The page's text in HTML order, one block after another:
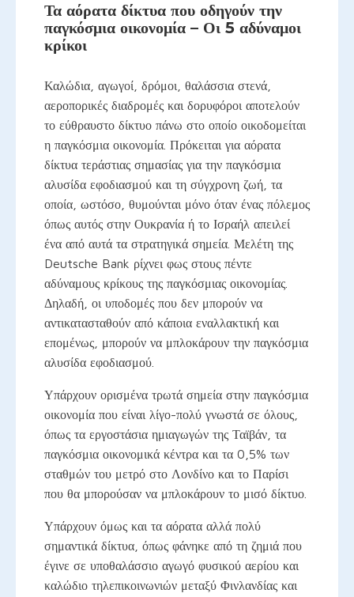
Τα αόρατα δίκτυα που οδηγούν την
παγκόσμια οικονομία – Οι 5 αδύναμοι
κρίκοι
Καλώδια, αγωγοί, δρόμοι, θαλάσσια στενά,
αεροπορικές διαδρομές και δορυφόροι αποτελούν
το εύθραυστο δίκτυο πάνω στο οποίο οικοδομείται
η παγκόσμια οικονομία. Πρόκειται για αόρατα
δίκτυα τεράστιας σημασίας για την παγκόσμια
αλυσίδα εφοδιασμού και τη σύγχρονη ζωή, τα
οποία, ωστόσο, θυμούνται μόνο όταν ένας πόλεμος
όπως αυτός στην Ουκρανία ή το Ισραήλ απειλεί
ένα από αυτά τα στρατηγικά σημεία. Μελέτη της
Deutsche Bank ρίχνει φως στους πέντε
αδύναμους κρίκους της παγκόσμιας οικονομίας.
Δηλαδή, οι υποδομές που δεν μπορούν να
αντικατασταθούν από κάποια εναλλακτική και
επομένως, μπορούν να μπλοκάρουν την παγκόσμια
αλυσίδα εφοδιασμού.
Υπάρχουν ορισμένα τρωτά σημεία στην παγκόσμια
οικονομία που είναι λίγο-πολύ γνωστά σε όλους,
όπως τα εργοστάσια ημιαγωγών της Ταϊβάν, τα
παγκόσμια οικονομικά κέντρα και τα 0,5% των
σταθμών του μετρό στο Λονδίνο και το Παρίσι
που θα μπορούσαν να μπλοκάρουν το μισό δίκτυο.
Υπάρχουν όμως και τα αόρατα αλλά πολύ
σημαντικά δίκτυα, όπως φάνηκε από τη ζημιά που
έγινε σε υποθαλάσσιο αγωγό φυσικού αερίου και
καλώδιο τηλεπικοινωνιών μεταξύ Φινλανδίας και